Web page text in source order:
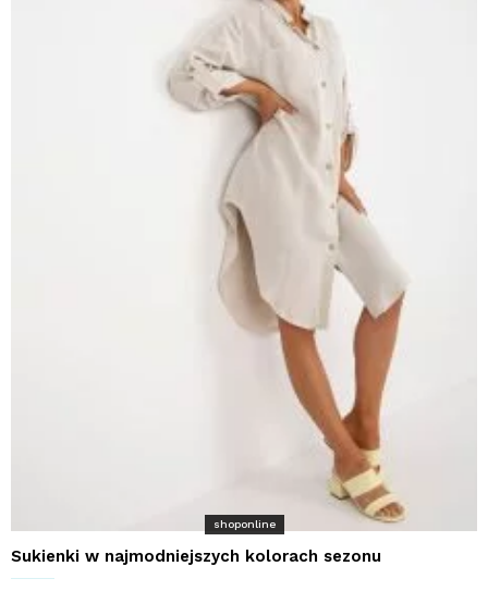
shoponline
Sukienki w najmodniejszych kolorach sezonu